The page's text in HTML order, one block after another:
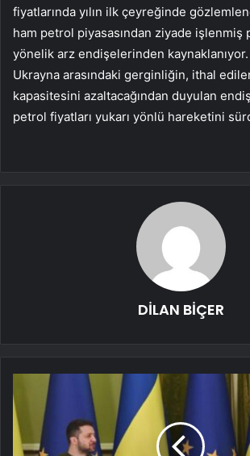
fiyatlarında yılın ilk çeyreğinde
ham petrol piyasasından ziyade
yönelik arz endişelerinden
Ukrayna arasındaki gerginliğin, ithal
kapasitesini azaltacağından duyulan
petrol fiyatları yukarı yönlü hareketini
DİLAN BİÇER